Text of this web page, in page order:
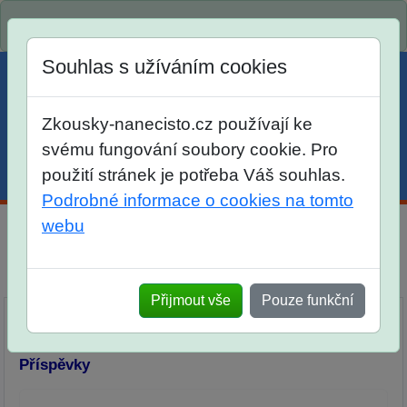
Menu Účet Košík
po skutečných přijímacích zkouškách
Souhlas s užíváním cookies
Zkousky-nanecisto.cz používají ke
svému fungování soubory cookie. Pro
použití stránek je potřeba Váš souhlas.
Podrobné informace o cookies na tomto
webu
Přijmout vše Pouze funkční
Přidat příspěvek
Příspěvky